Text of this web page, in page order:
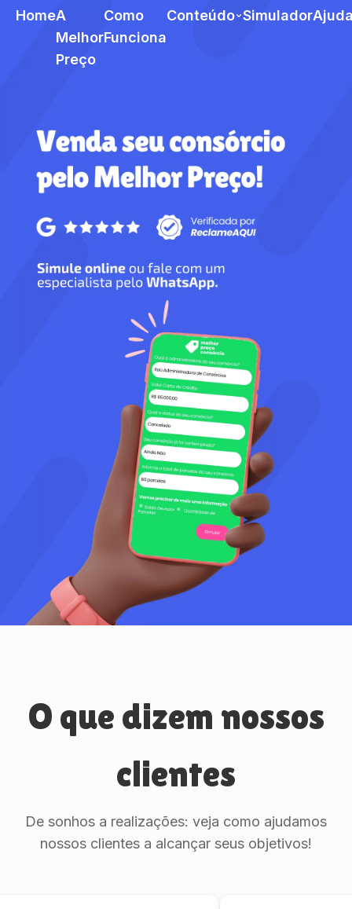
HomeA
Melhor
Preço
Como
Funciona
Conteúdo Simulador
O que dizem nossos
clientes
De sonhos a realizações: veja como ajudamos
nossos clientes a alcançar seus objetivos!